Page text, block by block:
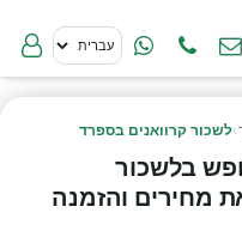
›לשכור קרוואנים בספרד
בלשכור
מחירים והזמנה